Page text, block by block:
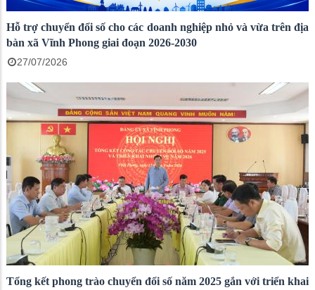
Hỗ trợ chuyển đổi số cho các doanh nghiệp nhỏ và vừa trên địa
bàn xã Vĩnh Phong giai đoạn 2026-2030
27/07/2026
Tổng kết phong trào chuyển đổi số năm 2025 gắn với triển khai